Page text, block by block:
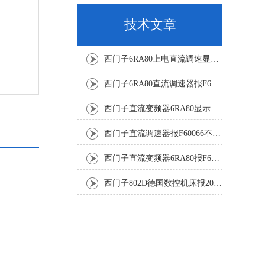
技术文章
西门子6RA80上电直流调速显示F60068修复解决
西门子6RA80直流调速器报F60161修复方法有
西门子直流变频器6RA80显示报F60097代码修复
西门子直流调速器报F60066不能复位修复解决
西门子直流变频器6RA80报F60005修复排除
西门子802D德国数控机床报207016停机修复